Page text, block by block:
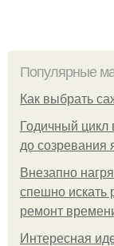
Популярные
Как выбрать
Годичный цикл
до созревания
Внезапно
спешно искать
ремонт
Интересная